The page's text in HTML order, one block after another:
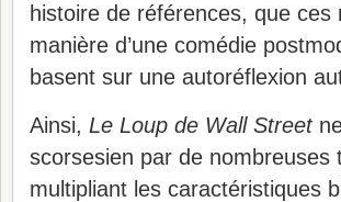
histoire de références, que
manière d’une comédie
basent sur une autoréflexion
Ainsi, Le Loup de Wall Street
scorsesien par de nombreuses
multipliant les caractéristiques